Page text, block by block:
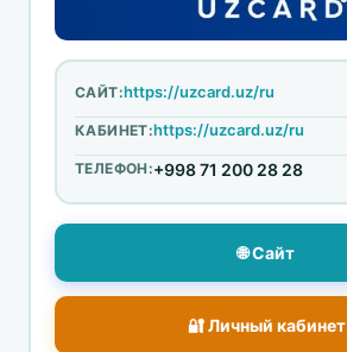
САЙТ:https://uzcard.uz/ru
КАБИНЕТ:https://uzcard.uz/ru
ТЕЛЕФОН:+998 71 200 28 28
🌐 Сайт
🔐 Личный кабинет